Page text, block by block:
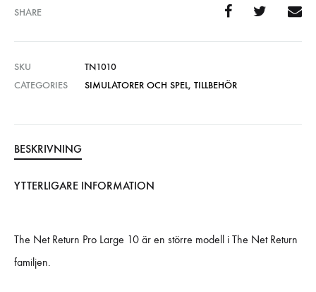
SHARE
SKU
TN1010
CATEGORIES
SIMULATORER OCH SPEL, TILLBEHÖR
BESKRIVNING
YTTERLIGARE INFORMATION
The Net Return Pro Large 10 är en större modell i The Net Return
familjen.